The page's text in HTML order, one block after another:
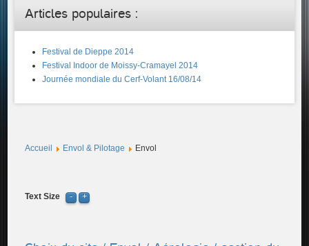
Articles populaires :
Festival de Dieppe 2014
Festival Indoor de Moissy-Cramayel 2014
Journée mondiale du Cerf-Volant 16/08/14
Accueil Envol & Pilotage Envol
Text Size